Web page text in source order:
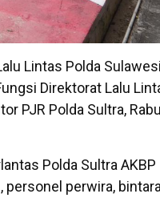
Lintas Polda Sulawesi
Direktorat Lalu
PJR Polda Sultra, Rabu
Polda Sultra AKBP
personel perwira,